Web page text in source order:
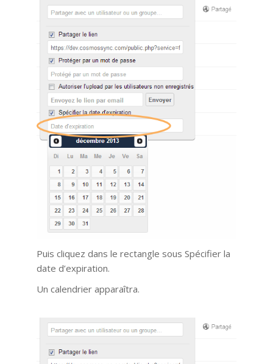
Puis cliquez dans le rectangle sous Spécifier la
date d’expiration.
Un calendrier apparaîtra.